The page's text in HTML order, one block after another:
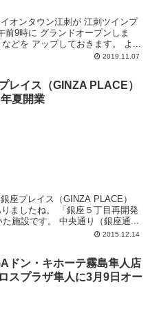
前9時に グランドオープンしま
す。 施設概要 地図 テナント一覧 などを アップしておきます。 よ...
2019.11.07
レイス（GINZA PLACE）
夏開業
銀座５丁目再開発
計画」 という名称で進められていた施設です。 中央通り（銀座通...
2015.12.14
ドン・キホーテ霧島隼人店
スプラザ隼人に3月9日オー